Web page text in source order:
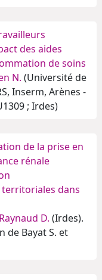
des aides
de soins
N. (Université de
Inserm, Arènes -
; Irdes)
de la prise en
rénale
dans
Raynaud D. (Irdes).
de Bayat S. et